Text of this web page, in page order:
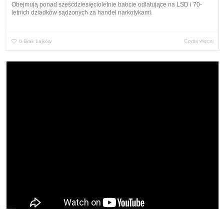
Obejmują ponad sześćdziesięcioletnie babcie odlatujące na LSD i 70-
letnich dziadków sądzonych za handel narkotykami.
0 Brak Lajków Czytaj więcej